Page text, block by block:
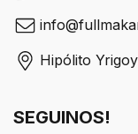
Hipólito
SEGUINOS!